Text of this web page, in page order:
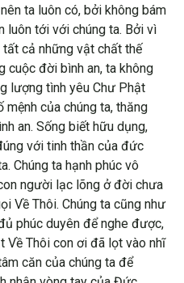
ta luôn có, bởi không bám
luôn tới với chúng ta. Bởi vì
cả những vật chất thế
cuộc đời bình an, ta không
lượng tình yêu Chư Phật
của chúng ta, thăng
an. Sống biết hữu dụng,
với tinh thần của đức
Chúng ta hạnh phúc vô
người lạc lõng ở đời chưa
Về Thôi. Chúng ta cũng như
phúc duyên để nghe được,
Về Thôi con ơi đã lọt vào nhĩ
căn của chúng ta để